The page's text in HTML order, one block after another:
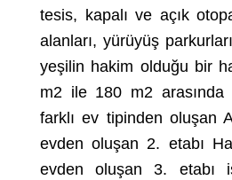
tesis, kapalı ve açık
alanları, yürüyüş
yeşilin hakim olduğu bir
m2 ile 180 m2 arasında
farklı ev tipinden oluşan
evden oluşan 2. etabı
evden oluşan 3. etabı